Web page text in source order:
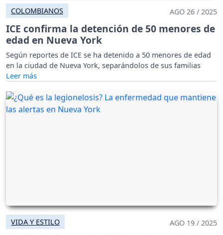
COLOMBIANOS AGO 26 / 2025
ICE confirma la detención de 50 menores de
edad en Nueva York
Según reportes de ICE se ha detenido a 50 menores de edad
en la ciudad de Nueva York, separándolos de sus familias
VIDA Y ESTILO AGO 19 / 2025